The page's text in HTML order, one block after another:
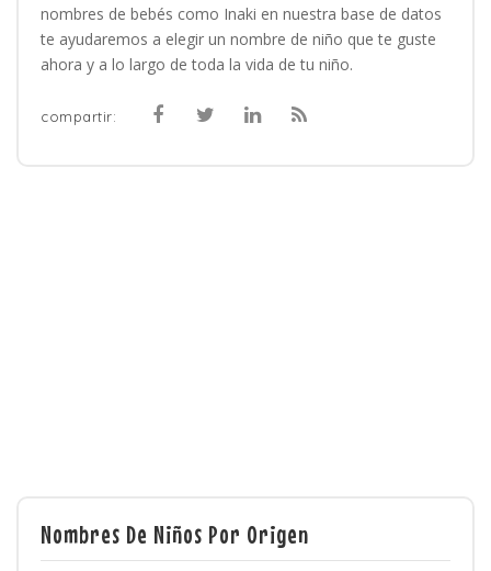
nombres de bebés como Inaki en nuestra base de datos
te ayudaremos a elegir un nombre de niño que te guste
ahora y a lo largo de toda la vida de tu niño.
compartir:
Nombres De Niños Por Origen